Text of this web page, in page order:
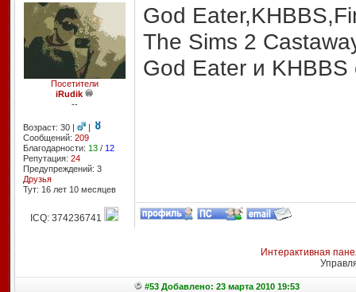
Посетители
iRudik
--
Возраст: 30 |
|
Сообщений: 209
Благодарности: 13/ 12
Репутация: 24
Предупреждений: 3
Друзья
Тут: 16 лет 10 месяцев
God
The Sims 2
God Eater и KHBBS
ICQ: 374236741
Интерактивная
#53 Добавлено: 23 марта 2010 19:53